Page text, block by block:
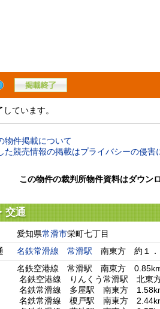
ています。
物件掲載について
た競売情報の掲載はプライバシーの侵害
この物件の裁判所物件資料はダウン
交通
愛知県常滑市栄町七丁目
名鉄常滑線 常滑駅 南東方　約１
名鉄空港線　常滑駅　南東方　